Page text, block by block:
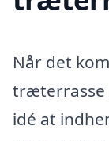
Når det
træterrasse
idé at